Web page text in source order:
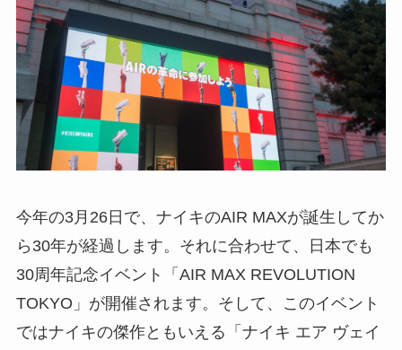
今年の3月26日で、ナイキのAIR MAXが誕生してか
ら30年が経過します。それに合わせて、日本でも
30周年記念イベント「AIR MAX REVOLUTION
TOKYO」が開催されます。そして、このイベント
ではナイキの傑作ともいえる「ナイキ エア ヴェイ